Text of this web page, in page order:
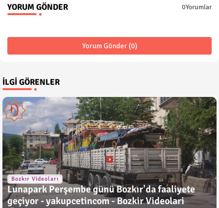
YORUM GÖNDER 0Yorumlar
Yorum Gönder (0)
İLGI GÖRENLER
Bozkır Videoları
Lunapark Perşembe günü Bozkır'da faaliyete
geçiyor - yakupcetincom - Bozkir Videolari